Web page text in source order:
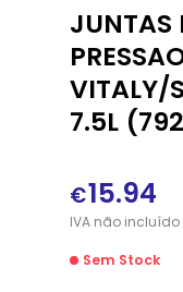
JUNTAS
VITALY/
7.5L
€15.94
IVAnãoincluído
Sem Stock